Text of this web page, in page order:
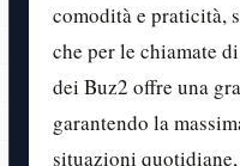
comodità e praticità,
che per le chiamate
dei Buz2 offre una
garantendo la
situazioni